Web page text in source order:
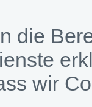
die
wir